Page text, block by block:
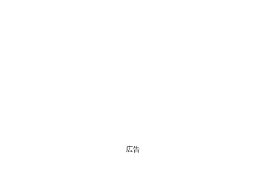
広告